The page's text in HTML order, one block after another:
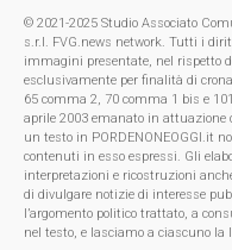
© 2021-2025 Studio Associato
s.r.l. FVG.news network. Tutti i
immagini presentate, nel rispetto
esclusivamente per finalità di
65 comma 2, 70 comma 1 bis e
aprile 2003 emanato in attuazione
un testo in PORDENONEOGGI.it
contenuti in esso espressi. Gli
interpretazioni e ricostruzioni
di divulgare notizie di interesse
l’argomento politico trattato, a
nel testo, e lasciamo a ciascuno la